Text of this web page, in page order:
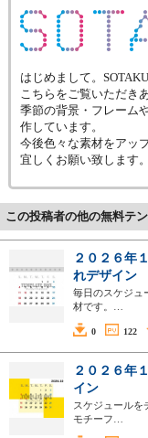
はじめまして。SOTAKU
こちらをご覧いただき
季節の背景・フレーム
作しています。
今後色々な素材をアッ
宜しくお願い致します。
この投稿者の他の無料テ
２０２６年
れデザイン
毎日のスケジュ
材です。…
0 122
２０２６年
イン
スケジュールを
モチーフ…